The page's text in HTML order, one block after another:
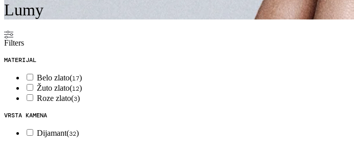
Lumy
Filters
MATERIJAL
Belo zlato(17)
Žuto zlato(12)
Roze zlato(3)
VRSTA KAMENA
Dijamant(32)